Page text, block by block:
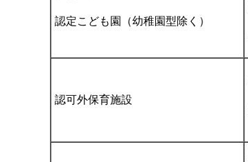
認定こども園（幼稚園型除く）
認可外保育施設